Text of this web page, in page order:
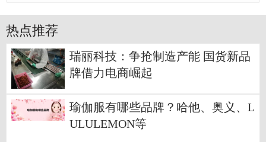
热点推荐
瑞丽科技：争抢制造产能 国货新品
牌借力电商崛起
瑜伽服有哪些品牌？哈他、奥义、L
ULULEMON等